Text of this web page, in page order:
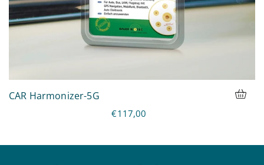
CAR Harmonizer-5G
€117,00